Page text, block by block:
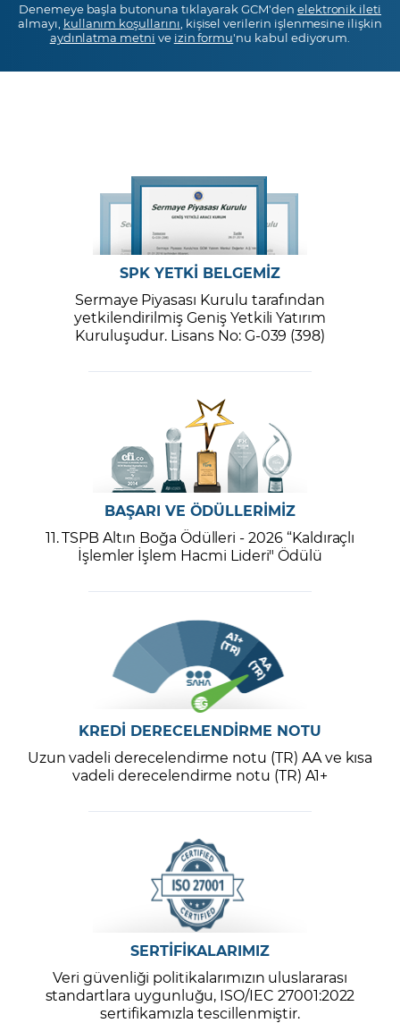
Denemeye başla butonuna tıklayarak GCM'den elektronik ileti
almayı, kullanım koşullarını , kişisel verilerin işlenmesine ilişkin
aydınlatma metni ve izin formu'nu kabul ediyorum.
SPK YETKİ BELGEMİZ
Sermaye Piyasası Kurulu tarafından
yetkilendirilmiş Geniş Yetkili Yatırım
Kuruluşudur. Lisans No: G-039 (398)
BAŞARI VE ÖDÜLLERİMİZ
11. TSPB Altın Boğa Ödülleri - 2026 “Kaldıraçlı
İşlemler İşlem Hacmi Lideri" Ödülü
KREDİ DERECELENDİRME NOTU
Uzun vadeli derecelendirme notu (TR) AA ve kısa
vadeli derecelendirme notu (TR) A1+
SERTİFİKALARIMIZ
Veri güvenliği politikalarımızın uluslararası
standartlara uygunluğu, ISO/IEC 27001:2022
sertifikamızla tescillenmiştir.